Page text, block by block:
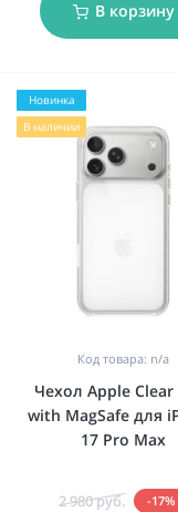
В корзину
Новинка
В наличии
Код товара: n/a
Чехол Apple Clear
with MagSafe для
17 Pro Max
2 980 руб. -17%